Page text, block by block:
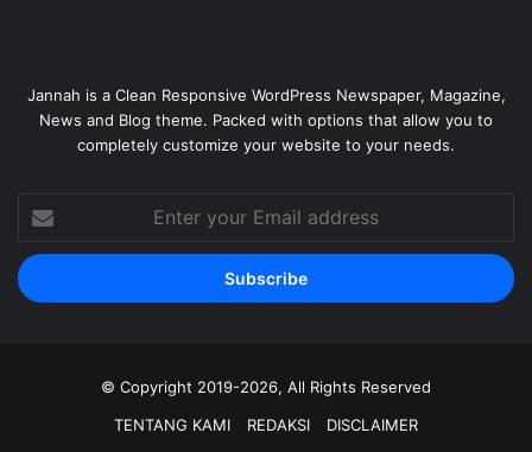
Jannah is a Clean Responsive WordPress Newspaper, Magazine,
News and Blog theme. Packed with options that allow you to
completely customize your website to your needs.
your
Email
address
© Copyright 2019-2026, All Rights Reserved
TENTANG KAMI
REDAKSI DISCLAIMER